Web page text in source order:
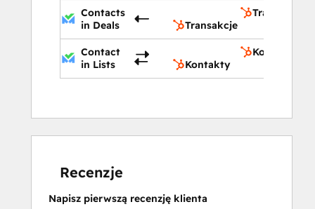
Contacts
in Deals
Transakcje
Transakcje
Contact
in Lists
Kontakty
Kontakty
Recenzje
Napisz pierwszą recenzję klienta